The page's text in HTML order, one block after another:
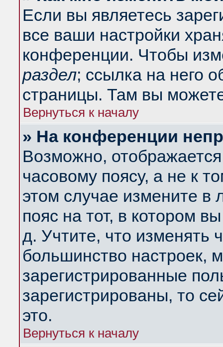
Если вы являетесь
все ваши настройки
конференции. Чтобы
раздел; ссылка на него
страницы. Там вы
Вернуться к началу
» На конференции
Возможно,
часовому поясу, а не к
этом случае измените в
пояс на тот, в котором
д. Учтите, что изменять
большинство настроек,
зарегистрированные
зарегистрированы, то
это.
Вернуться к началу